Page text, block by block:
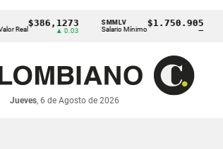
$386,1273 SMMLV
Salario Mínimo
$1.750.905 BRENT
Petróleo
Jueves, 6 de Agosto de 2026